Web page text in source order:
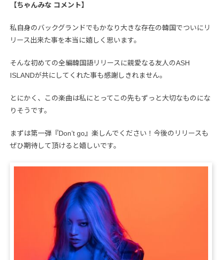
【ちゃんみな コメント】
私自身のバックグランドでもかなり大きな存在の韓国でついにリ
リース出来た事を本当に嬉しく思います。
そんな初めての全編韓国語リリースに親愛なる友人のASH
ISLANDが共にしてくれた事も感謝しきれません。
とにかく、この楽曲は私にとってこの先もずっと大切なものにな
りそうです。
まずは第一弾『Don’t go』楽しんでください！今後のリリースも
ぜひ期待して頂けると嬉しいです。